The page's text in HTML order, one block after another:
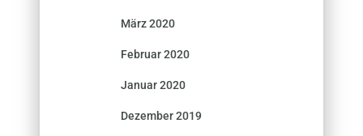
März 2020
Februar 2020
Januar 2020
Dezember 2019